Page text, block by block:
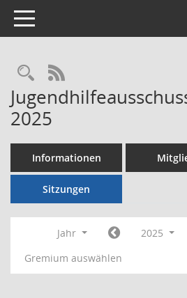
Toggle navigation
Rechercheauswahl
RSS-Feed
2025
Informationen
Sitzungen
Jahr
2025
Gremium auswählen